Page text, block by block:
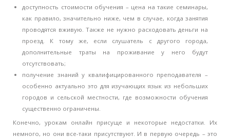
доступность стоимости обучения – цена на такие семинары,
как правило, значительно ниже, чем в случае, когда занятия
проводятся вживую. Также не нужно расходовать деньги на
проезд. К тому же, если слушатель с другого города,
дополнительные траты на проживание у него будут
отсутствовать;
получение знаний у квалифицированного преподавателя –
особенно актуально это для изучающих язык из небольших
городов и сельской местности, где возможности обучения
существенно ограничены.
Конечно, урокам онлайн присуще и некоторые недостатки. Их
немного, но они все-таки присутствуют. И в первую очередь – это